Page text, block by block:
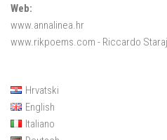
Web:
www.annalinea.hr
www.rikpoems.com - Riccardo
Hrvatski
English
Italiano